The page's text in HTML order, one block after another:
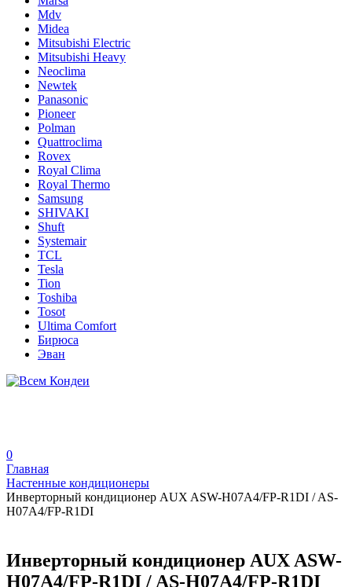
Mdv
Midea
Mitsubishi Electric
Mitsubishi Heavy
Neoclima
Newtek
Panasonic
Pioneer
Polman
Quattroclima
Rovex
Royal Clima
Royal Thermo
Samsung
SHIVAKI
Shuft
Systemair
TCL
Tesla
Tion
Toshiba
Tosot
Ultima Comfort
Бирюса
Эван
0
Главная
Настенные кондиционеры
Инверторный кондиционер AUX ASW-H07A4/FP-R1DI / AS-
H07A4/FP-R1DI
Инверторный кондиционер AUX ASW-
H07A4/FP-R1DI / AS-H07A4/FP-R1DI